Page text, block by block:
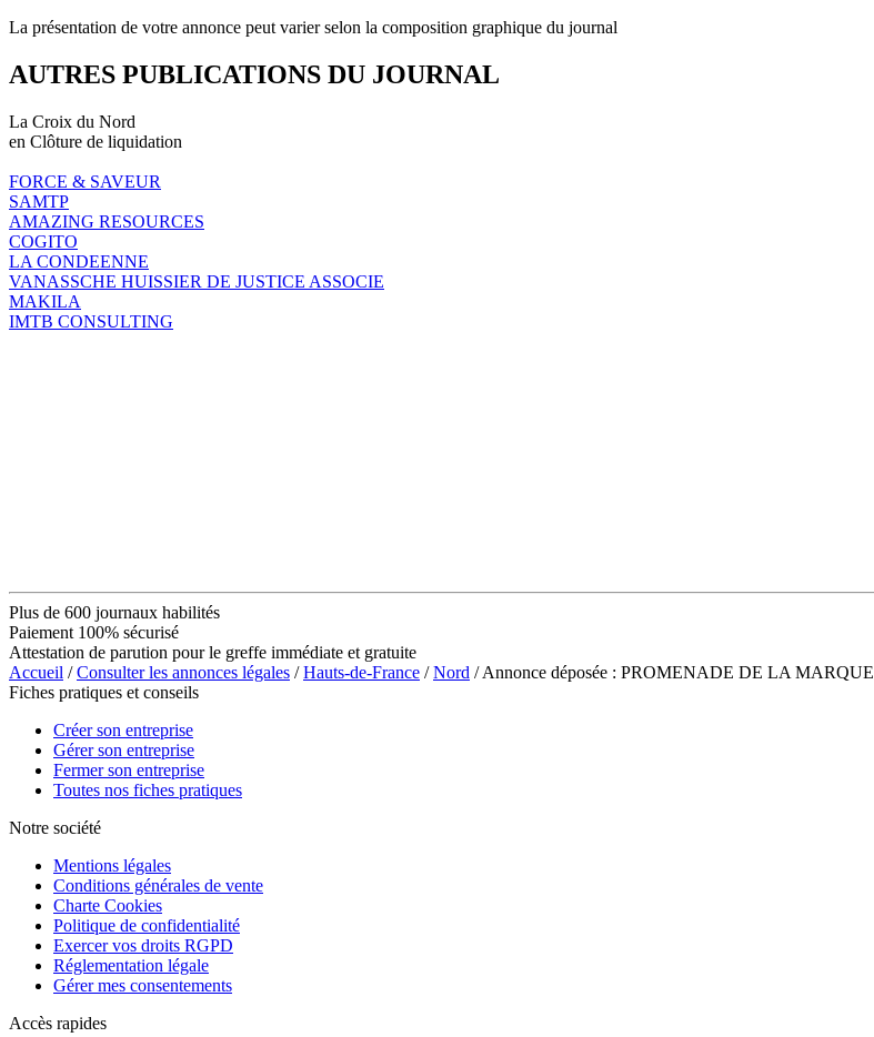
La présentation de votre annonce peut varier selon la composition graphique du journal
AUTRES PUBLICATIONS DU JOURNAL
La Croix du Nord
en Clôture de liquidation
FORCE & SAVEUR
SAMTP
AMAZING RESOURCES
COGITO
LA CONDEENNE
VANASSCHE HUISSIER DE JUSTICE ASSOCIE
MAKILA
IMTB CONSULTING
Plus de 600 journaux habilités
Paiement 100% sécurisé
Attestation de parution pour le greffe immédiate et gratuite
Accueil /Consulter les annonces légales /Hauts-de-France /Nord / Annonce déposée : PROMENADE DE LA MARQUE
Fiches pratiques et conseils
Créer son entreprise
Gérer son entreprise
Fermer son entreprise
Toutes nos fiches pratiques
Notre société
Mentions légales
Conditions générales de vente
Charte Cookies
Politique de confidentialité
Exercer vos droits RGPD
Réglementation légale
Gérer mes consentements
Accès rapides